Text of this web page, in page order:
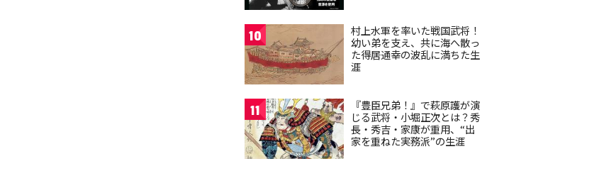
10
村上水軍を率いた戦国武将！
幼い弟を支え、共に海へ散っ
た得居通幸の波乱に満ちた生
涯
11
『豊臣兄弟！』で萩原護が演
じる武将・小堀正次とは？秀
長・秀吉・家康が重用、“出
家を重ねた実務派”の生涯